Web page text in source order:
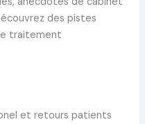
des pistes
traitement
et retours patients